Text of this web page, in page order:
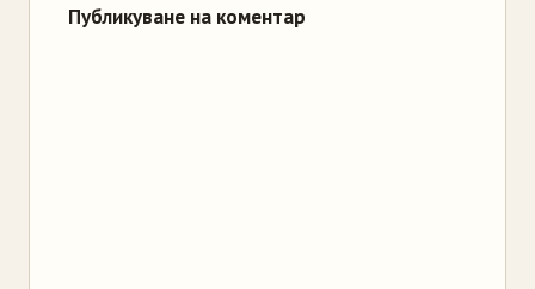
Публикуване на коментар